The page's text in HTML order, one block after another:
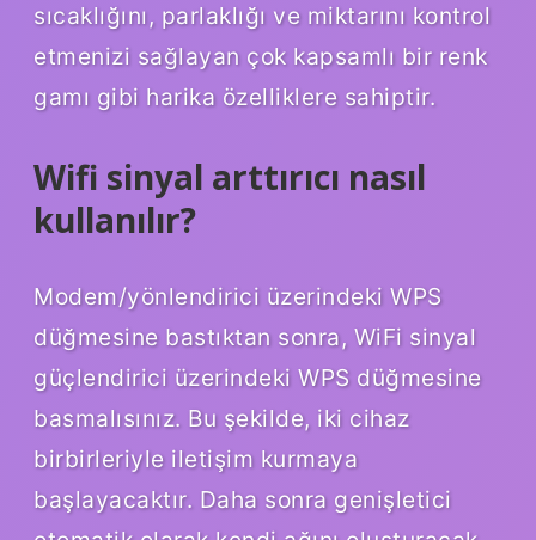
sıcaklığını, parlaklığı ve miktarını kontrol
etmenizi sağlayan çok kapsamlı bir renk
gamı ​​gibi harika özelliklere sahiptir.
Wifi sinyal arttırıcı nasıl
kullanılır?
Modem/yönlendirici üzerindeki WPS
düğmesine bastıktan sonra, WiFi sinyal
güçlendirici üzerindeki WPS düğmesine
basmalısınız. Bu şekilde, iki cihaz
birbirleriyle iletişim kurmaya
başlayacaktır. Daha sonra genişletici